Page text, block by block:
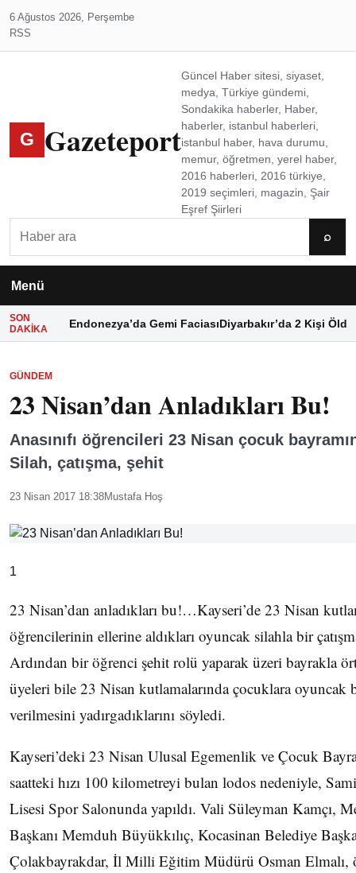
6 Ağustos 2026, Perşembe
RSS
G Gazeteport
Güncel Haber sitesi, siyaset,
medya, Türkiye gündemi,
Sondakika haberler, Haber,
haberler, istanbul haberleri,
istanbul haber, hava durumu,
memur, öğretmen, yerel haber,
2016 haberleri, 2016 türkiye,
2019 seçimleri, magazin, Şair
Eşref Şiirleri
⌕
Menü
SON
DAKIKA
Endonezya’da Gemi FaciasıDiyarbakır’da 2 Kişi Öldü
GÜNDEM
23 Nisan’dan Anladıkları Bu!
Anasınıfı öğrencileri 23 Nisan çocuk
Silah, çatışma, şehit
23 Nisan 2017 18:38Mustafa Hoş
1
23 Nisan’dan anladıkları bu!…Kayseri’de 23 Nisan
öğrencilerinin ellerine aldıkları oyuncak silahla bir
Ardından bir öğrenci şehit rolü yaparak üzeri bayrakla
üyeleri bile 23 Nisan kutlamalarında çocuklara oyuncak
verilmesini yadırgadıklarını söyledi.
Kayseri’deki 23 Nisan Ulusal Egemenlik ve Çocuk
saatteki hızı 100 kilometreyi bulan lodos nedeniyle,
Lisesi Spor Salonunda yapıldı. Vali Süleyman Kamçı,
Başkanı Memduh Büyükkılıç, Kocasinan Belediye
Çolakbayrakdar, İl Milli Eğitim Müdürü Osman Elmalı,